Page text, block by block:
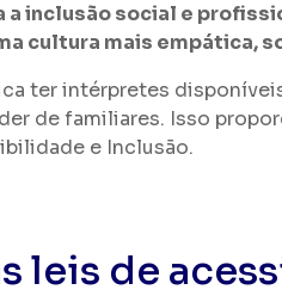
a inclusão social e
cultura mais empática,
ter intérpretes
de familiares. Isso
e Inclusão.
leis de